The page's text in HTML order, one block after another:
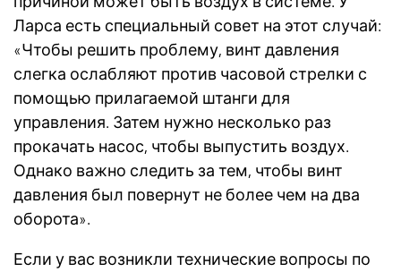
Ларса есть специальный совет на этот случай:
«Чтобы решить проблему, винт давления
слегка ослабляют против часовой стрелки с
помощью прилагаемой штанги для
управления. Затем нужно несколько раз
прокачать насос, чтобы выпустить воздух.
Однако важно следить за тем, чтобы винт
давления был повернут не более чем на два
оборота».
Если у вас возникли технические вопросы по